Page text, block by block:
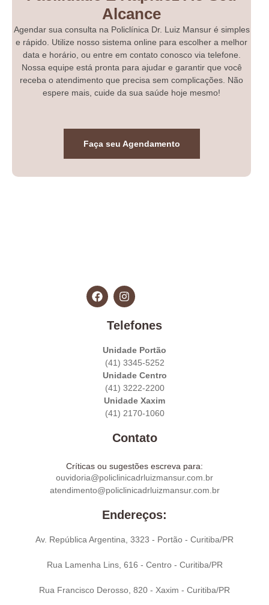
Alcance
Agendar sua consulta na Policlínica Dr. Luiz Mansur é simples
e rápido. Utilize nosso sistema online para escolher a melhor
data e horário, ou entre em contato conosco via telefone.
Nossa equipe está pronta para ajudar e garantir que você
receba o atendimento que precisa sem complicações. Não
espere mais, cuide da sua saúde hoje mesmo!
Faça seu Agendamento
Telefones
Unidade Portão
(41) 3345-5252
Unidade Centro
(41) 3222-2200
Unidade Xaxim
(41) 2170-1060
Contato
Críticas ou sugestões escreva para:
ouvidoria@policlinicadrluizmansur.com.br
atendimento@policlinicadrluizmansur.com.br
Endereços:
Av. República Argentina, 3323 - Portão - Curitiba/PR
Rua Lamenha Lins, 616 - Centro - Curitiba/PR
Rua Francisco Derosso, 820 - Xaxim - Curitiba/PR